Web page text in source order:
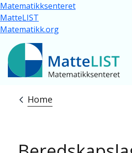
Skip to main content
Matematikksenteret
MatteLIST
Matematikk.org
Breadcrumb
Home